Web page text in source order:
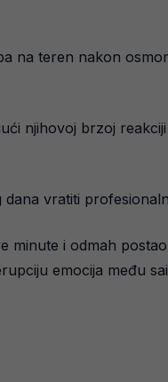
na teren nakon
njihovoj brzoj
vratiti
minute i odmah
emocija među